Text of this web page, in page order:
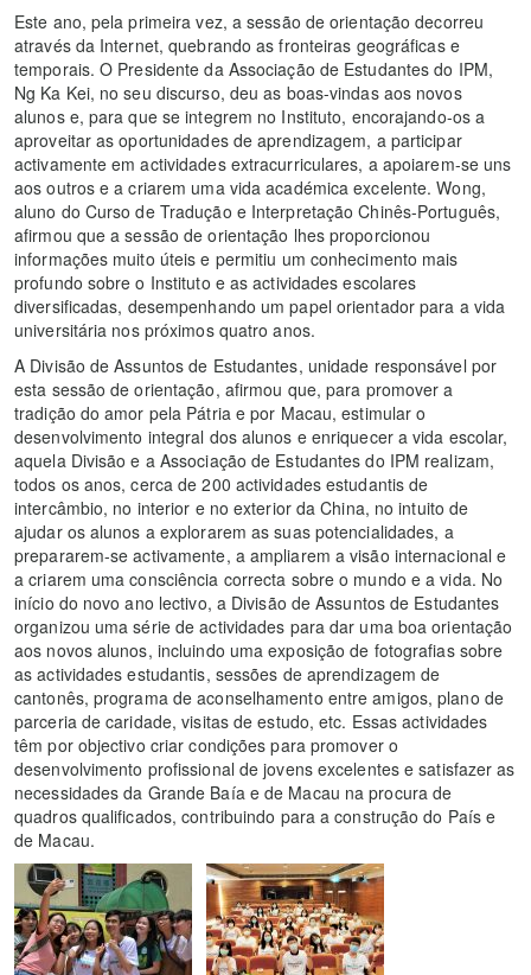
Este ano, pela primeira vez, a sessão de orientação decorreu
através da Internet, quebrando as fronteiras geográficas e
temporais. O Presidente da Associação de Estudantes do IPM,
Ng Ka Kei, no seu discurso, deu as boas-vindas aos novos
alunos e, para que se integrem no Instituto, encorajando-os a
aproveitar as oportunidades de aprendizagem, a participar
activamente em actividades extracurriculares, a apoiarem-se uns
aos outros e a criarem uma vida académica excelente. Wong,
aluno do Curso de Tradução e Interpretação Chinês-Português,
afirmou que a sessão de orientação lhes proporcionou
informações muito úteis e permitiu um conhecimento mais
profundo sobre o Instituto e as actividades escolares
diversificadas, desempenhando um papel orientador para a vida
universitária nos próximos quatro anos.
A Divisão de Assuntos de Estudantes, unidade responsável por
esta sessão de orientação, afirmou que, para promover a
tradição do amor pela Pátria e por Macau, estimular o
desenvolvimento integral dos alunos e enriquecer a vida escolar,
aquela Divisão e a Associação de Estudantes do IPM realizam,
todos os anos, cerca de 200 actividades estudantis de
intercâmbio, no interior e no exterior da China, no intuito de
ajudar os alunos a explorarem as suas potencialidades, a
prepararem-se activamente, a ampliarem a visão internacional e
a criarem uma consciência correcta sobre o mundo e a vida. No
início do novo ano lectivo, a Divisão de Assuntos de Estudantes
organizou uma série de actividades para dar uma boa orientação
aos novos alunos, incluindo uma exposição de fotografias sobre
as actividades estudantis, sessões de aprendizagem de
cantonês, programa de aconselhamento entre amigos, plano de
parceria de caridade, visitas de estudo, etc. Essas actividades
têm por objectivo criar condições para promover o
desenvolvimento profissional de jovens excelentes e satisfazer as
necessidades da Grande Baía e de Macau na procura de
quadros qualificados, contribuindo para a construção do País e
de Macau.